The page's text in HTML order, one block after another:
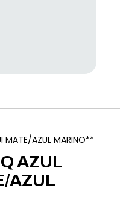
MATE/AZUL MARINO**
AZUL
AZUL